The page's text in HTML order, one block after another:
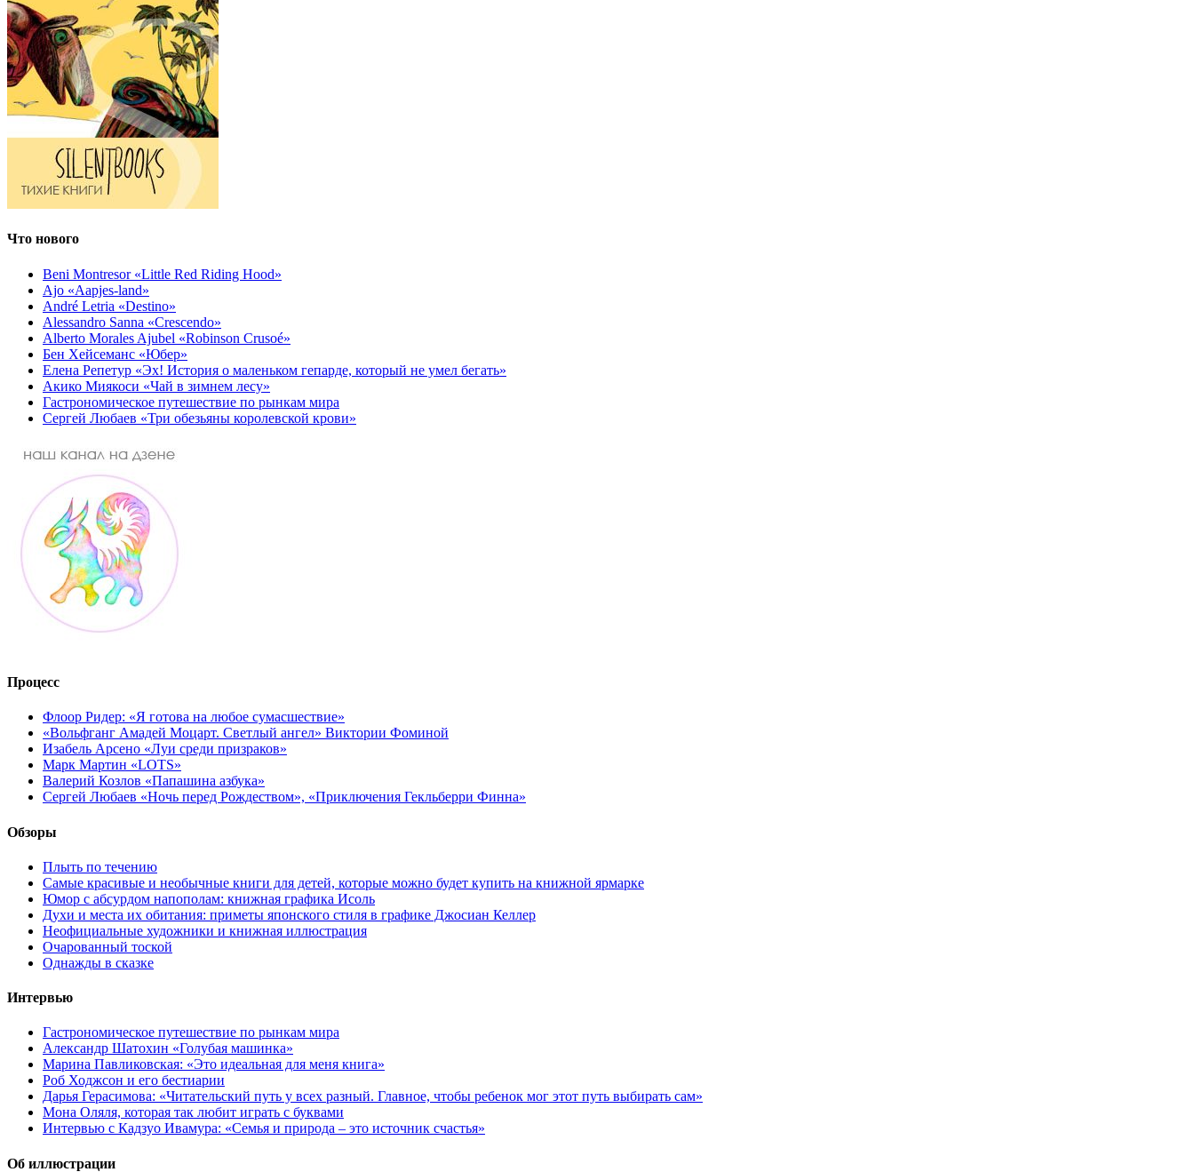
Что нового
Beni Montresor «Little Red Riding Hood»
Ajo «Aapjes-land»
André Letria «Destino»
Alessandro Sanna «Crescendo»
Alberto Morales Ajubel «Robinson Crusoé»
Бен Хейсеманс «Юбер»
Елена Репетур «Эх! История о маленьком гепарде, который не умел бегать»
Акико Миякоси «Чай в зимнем лесу»
Гастрономическое путешествие по рынкам мира
Сергей Любаев «Три обезьяны королевской крови»
Процесс
Флоор Ридер: «Я готова на любое сумасшествие»
«Вольфганг Амадей Моцарт. Светлый ангел» Виктории Фоминой
Изабель Арсено «Луи среди призраков»
Марк Мартин «LOTS»
Валерий Козлов «Папашина азбука»
Сергей Любаев «Ночь перед Рождеством», «Приключения Гекльберри Финна»
Обзоры
Плыть по течению
Самые красивые и необычные книги для детей, которые можно будет купить на книжной ярмарке
Юмор с абсурдом напополам: книжная графика Исоль
Духи и места их обитания: приметы японского стиля в графике Джосиан Келлер
Неофициальные художники и книжная иллюстрация
Очарованный тоской
Однажды в сказке
Интервью
Гастрономическое путешествие по рынкам мира
Александр Шатохин «Голубая машинка»
Марина Павликовская: «Это идеальная для меня книга»
Роб Ходжсон и его бестиарии
Дарья Герасимова: «Читательский путь у всех разный. Главное, чтобы ребенок мог этот путь выбирать сам»
Мона Оляля, которая так любит играть с буквами
Интервью с Кадзуо Ивамура: «Семья и природа – это источник счастья»
Об иллюстрации